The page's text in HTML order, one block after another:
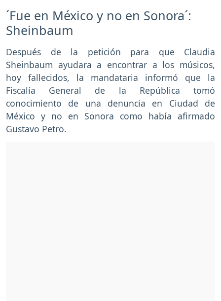
´Fue en México y no en Sonora´:
Sheinbaum
Después de la petición para que Claudia
Sheinbaum ayudara a encontrar a los músicos,
hoy fallecidos, la mandataria informó que la
Fiscalía General de la República tomó
conocimiento de una denuncia en Ciudad de
México y no en Sonora como había afirmado
Gustavo Petro.